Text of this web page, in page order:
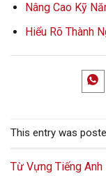
Nâng Cao Kỹ
Hiểu Rõ Thành
This entry was
Từ Vựng Tiếng Anh